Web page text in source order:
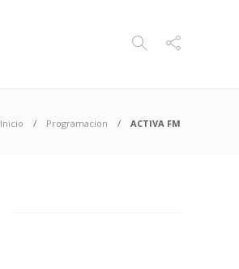
Inicio Programacion ACTIVA FM